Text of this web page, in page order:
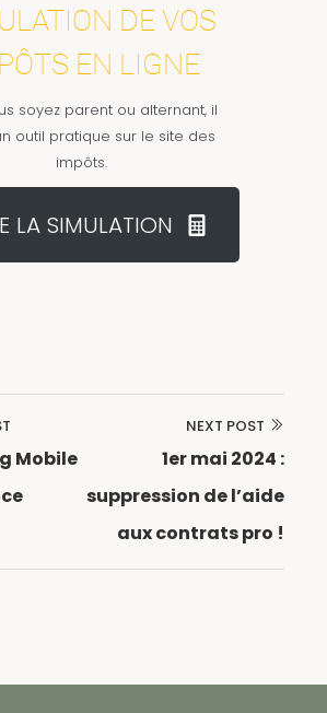
DE VOS
EN LIGNE
soyez parent ou alternant, il
outil pratique sur le site des
impôts.
LA SIMULATION
Mobile
NEXT POST
1er mai 2024 :
suppression de l’aide
aux contrats pro !